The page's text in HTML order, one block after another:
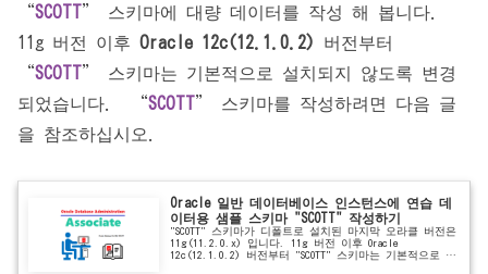
“SCOTT” 스키마에 대량 데이터를 작성 해 봅니다.
11g 버전 이후 Oracle 12c(12.1.0.2) 버전부터
“SCOTT” 스키마는 기본적으로 설치되지 않도록 변경
되었습니다. “SCOTT” 스키마를 작성하려면 다음 글
을 참조하십시오.
Oracle 일반 데이터베이스 인스턴스에 연습 데
이터용 샘플 스키마 "SCOTT" 작성하기
"SCOTT" 스키마가 디폴트로 설치된 마지막 오라클 버전은
11g(11.2.0.x) 입니다. 11g 버전 이후 Oracle
12c(12.1.0.2) 버전부터 "SCOTT" 스키마는 기본적으로 설